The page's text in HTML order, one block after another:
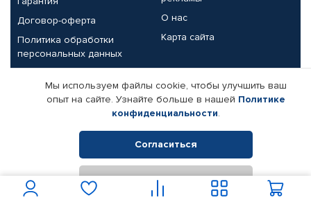
Договор-оферта
Политика обработки
персональных данных
О нас
Карта сайта
Партнерам
Корпоративным клиентам
Поставщикам
Реквизиты компании
© КАМАЗ ЦЕНТР ДОНЕЦК, 2015-2026. Все права защищены.
Интернет-магазин автомобильных товаров Автопрофи.
Мы используем файлы cookie, чтобы улучшить ваш
опыт на сайте. Узнайте больше в нашей Политике
конфиденциальности.
Согласиться
Отклонить